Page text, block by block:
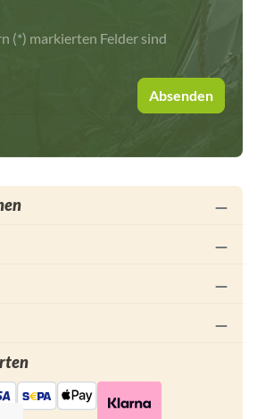
(*) markierten Felder sind
Absenden